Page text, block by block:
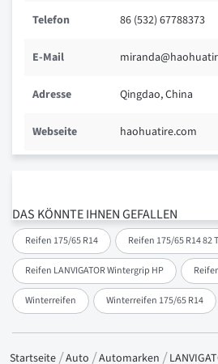
DAS KÖNNTE IHNEN GEFALLEN
Reifen 175/65 R14 Reifen 175/65 R14 82 T
Reifen LANVIGATOR Wintergrip HP
Winterreifen Winterreifen 175/65 R14
Telefon 86 (532) 67788373
E-Mail
Adresse Qingdao, China
Webseite haohuatire.com
Startseite Auto Automarken